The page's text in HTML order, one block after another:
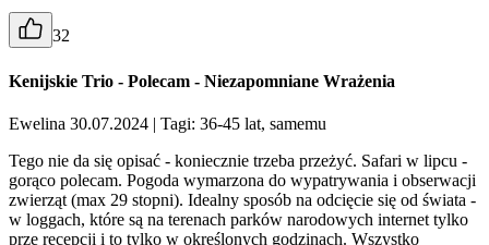
32
Kenijskie Trio - Polecam - Niezapomniane Wrażenia
Ewelina 30.07.2024 | Tagi: 36-45 lat, samemu
Tego nie da się opisać - koniecznie trzeba przeżyć. Safari w lipcu -
gorąco polecam. Pogoda wymarzona do wypatrywania i obserwacji
zwierząt (max 29 stopni). Idealny sposób na odcięcie się od świata -
w loggach, które są na terenach parków narodowych internet tylko
prze recepcji i to tylko w określonych godzinach. Wszystko